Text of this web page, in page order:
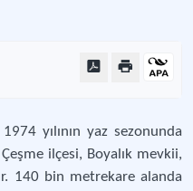
yılının yaz sezonunda
ilçesi, Boyalık mevkii,
140 bin metrekare alanda